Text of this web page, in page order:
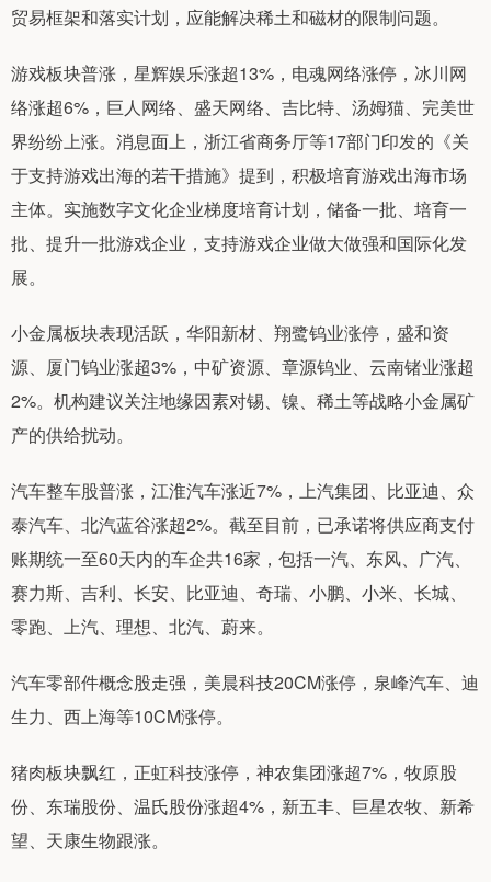
贸易框架和落实计划，应能解决稀土和磁材的限制问题。
游戏板块普涨，星辉娱乐涨超13%，电魂网络涨停，冰川网
络涨超6%，巨人网络、盛天网络、吉比特、汤姆猫、完美世
界纷纷上涨。消息面上，浙江省商务厅等17部门印发的《关
于支持游戏出海的若干措施》提到，积极培育游戏出海市场
主体。实施数字文化企业梯度培育计划，储备一批、培育一
批、提升一批游戏企业，支持游戏企业做大做强和国际化发
展。
小金属板块表现活跃，华阳新材、翔鹭钨业涨停，盛和资
源、厦门钨业涨超3%，中矿资源、章源钨业、云南锗业涨超
2%。机构建议关注地缘因素对锡、镍、稀土等战略小金属矿
产的供给扰动。
汽车整车股普涨，江淮汽车涨近7%，上汽集团、比亚迪、众
泰汽车、北汽蓝谷涨超2%。截至目前，已承诺将供应商支付
账期统一至60天内的车企共16家，包括一汽、东风、广汽、
赛力斯、吉利、长安、比亚迪、奇瑞、小鹏、小米、长城、
零跑、上汽、理想、北汽、蔚来。
汽车零部件概念股走强，美晨科技20CM涨停，泉峰汽车、迪
生力、西上海等10CM涨停。
猪肉板块飘红，正虹科技涨停，神农集团涨超7%，牧原股
份、东瑞股份、温氏股份涨超4%，新五丰、巨星农牧、新希
望、天康生物跟涨。